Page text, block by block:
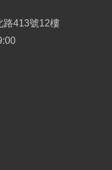
路413號12樓